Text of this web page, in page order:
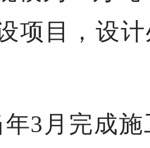
项目，设
年3月完成